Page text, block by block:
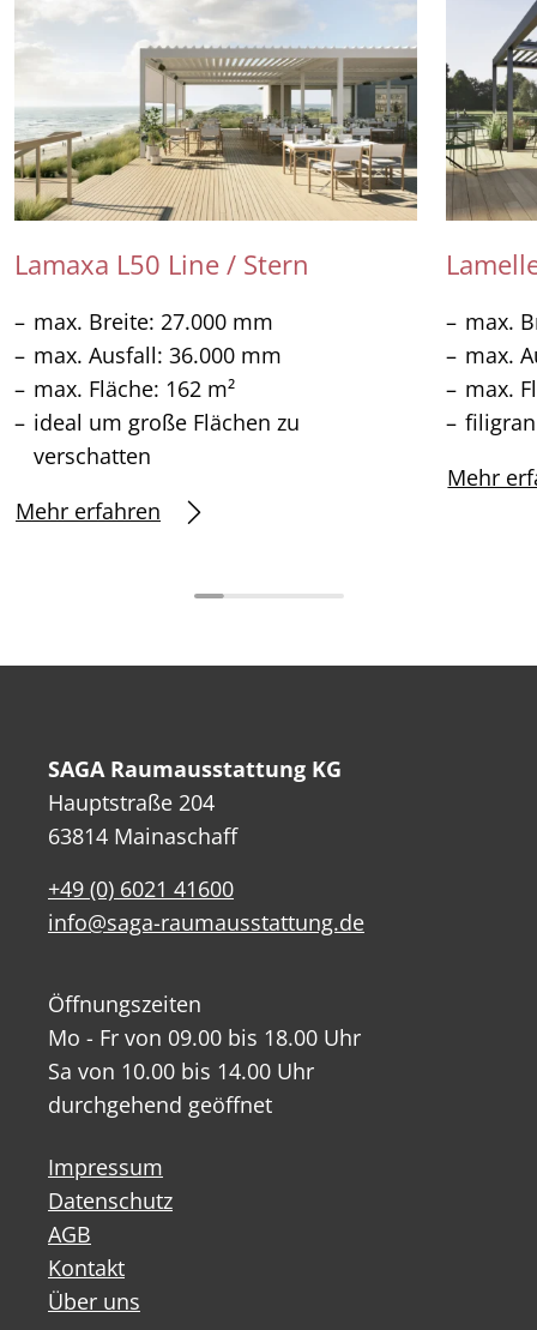
Lamaxa L50 Line / Stern
max. Breite: 27.000 mm
max. Ausfall: 36.000 mm
max. Fläche: 162 m²
ideal um große Flächen zu
verschatten
Mehr erfahren
max.
max.
max.
Mehr
SAGA Raumausstattung KG
Hauptstraße 204
63814 Mainaschaff
+49 (0) 6021 41600
info@saga-raumausstattung.de
Öffnungszeiten
Mo - Fr von 09.00 bis 18.00 Uhr
Sa von 10.00 bis 14.00 Uhr
durchgehend geöffnet
Impressum
Datenschutz
AGB
Kontakt
Über uns